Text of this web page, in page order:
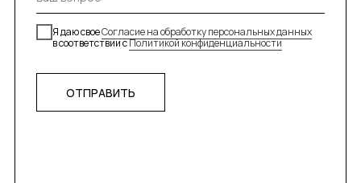
Я даю своеСогласие на обработку персональных данных
в соответствии сПолитикой конфиденциальности
ОТПРАВИТЬ